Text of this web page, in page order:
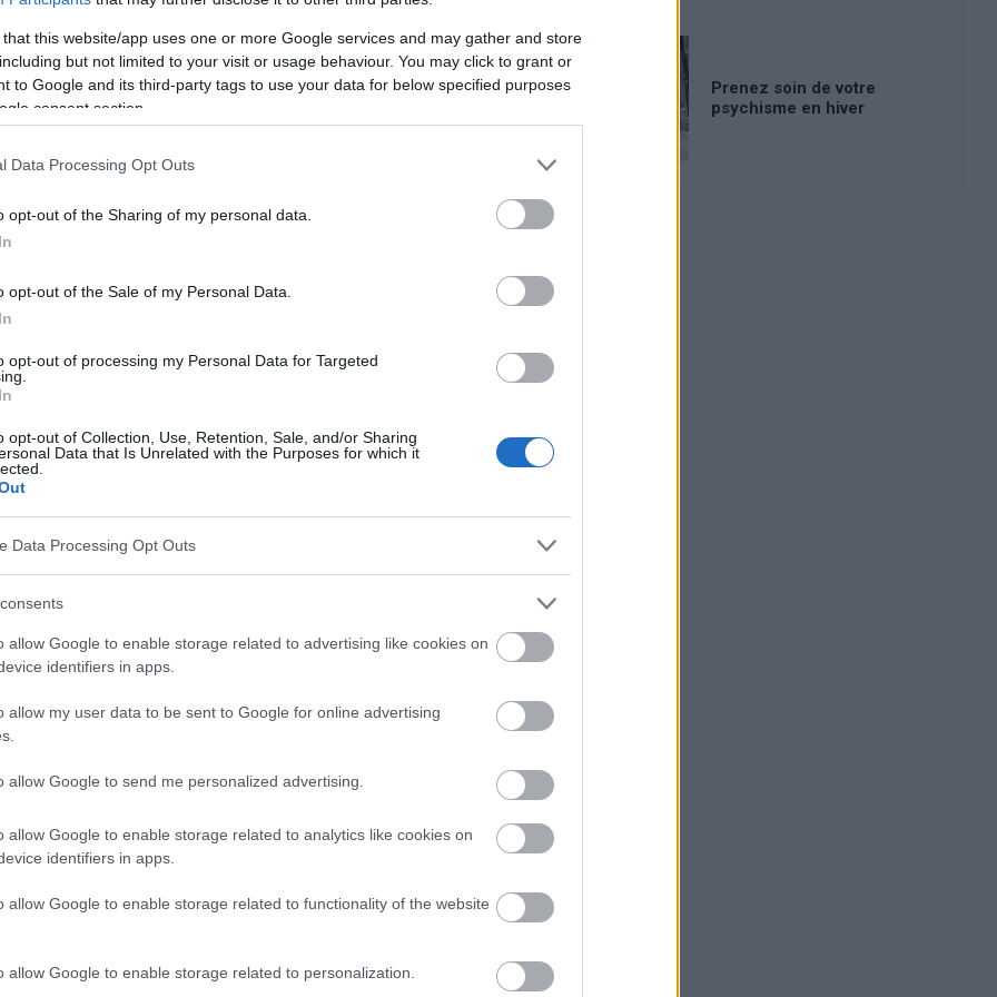
that this website/app uses one or more Google services and may gather and store
but not limited to your visit or usage behaviour. You may click to grant or
to Google and its third-party tags to use your data for below specified purposes
consent section.
Data Processing Opt Outs
opt-out of the Sharing of my personal data.
opt-out of the Sale of my Personal Data.
opt-out of processing my Personal Data for Targeted
opt-out of Collection, Use, Retention, Sale, and/or Sharing
Data that Is Unrelated with the Purposes for which it
Data Processing Opt Outs
allow Google to enable storage related to advertising like cookies on
identifiers in apps.
allow my user data to be sent to Google for online advertising
allow Google to send me personalized advertising.
allow Google to enable storage related to analytics like cookies on
identifiers in apps.
allow Google to enable storage related to functionality of the website
allow Google to enable storage related to personalization.
généralement en raison de symptômes physiques
d'estomac. Dans un premier temps, ils
tels que la perte d'appétit ou les
Parfois, même la
psychothérapeute
dans un nouveau pays depuis peu sont
de leur entourage. Exposées
de vivre la même chose dans le cabinet d'un
psychologue doit être particulièrement sensible
de la langue. Si le patient ne la parle
faire appel à un interprète. Son rôle informel peut
comme un membre de la famille. Une autre
professionnel. Dans les deux cas, malgré une
peut rendre la thérapie beaucoup plus difficile.
langue, une conversation en face à face est
risque de malentendus en raison d'un vocabulaire
peut décrire ses problèmes de manière
le patient parle couramment la langue du
attention particulière à la compréhension
Prenez soin de votre
psychisme en hiver